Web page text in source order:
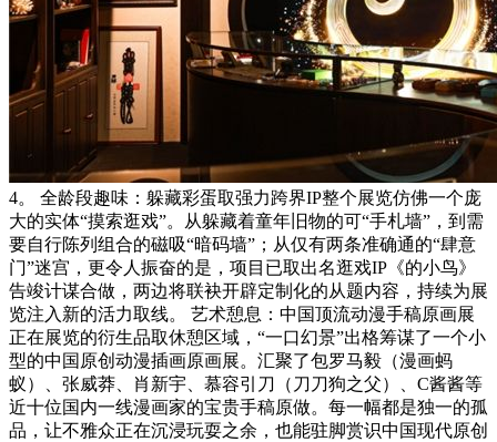
4。 全龄段趣味：躲藏彩蛋取强力跨界IP整个展览仿佛一个庞
大的实体“摸索逛戏”。从躲藏着童年旧物的可“手札墙”，到需
要自行陈列组合的磁吸“暗码墙”；从仅有两条准确通的“肆意
门”迷宫，更令人振奋的是，项目已取出名逛戏IP《的小鸟》
告竣计谋合做，两边将联袂开辟定制化的从题内容，持续为展
览注入新的活力取线。 艺术憩息：中国顶流动漫手稿原画展
正在展览的衍生品取休憩区域，“一口幻景”出格筹谋了一个小
型的中国原创动漫插画原画展。汇聚了包罗马毅（漫画蚂
蚁）、张威莽、肖新宇、慕容引刀（刀刀狗之父）、C酱酱等
近十位国内一线漫画家的宝贵手稿原做。每一幅都是独一的孤
品，让不雅众正在沉浸玩耍之余，也能驻脚赏识中国现代原创